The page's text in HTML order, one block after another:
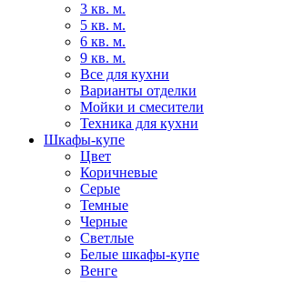
3 кв. м.
5 кв. м.
6 кв. м.
9 кв. м.
Все для кухни
Варианты отделки
Мойки и смесители
Техника для кухни
Шкафы-купе
Цвет
Коричневые
Серые
Темные
Черные
Светлые
Белые шкафы-купе
Венге